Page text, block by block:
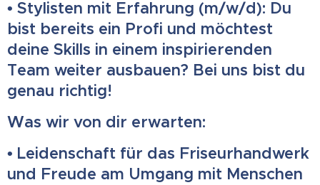
• Stylisten mit Erfahrung (m/w/d): Du
bist bereits ein Profi und möchtest
deine Skills in einem inspirierenden
Team weiter ausbauen? Bei uns bist du
genau richtig!
Was wir von dir erwarten:
• Leidenschaft für das Friseurhandwerk
und Freude am Umgang mit Menschen